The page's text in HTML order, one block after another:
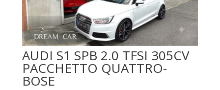
AUDI S1 SPB 2.0 TFSI 305CV
PACCHETTO QUATTRO-
BOSE